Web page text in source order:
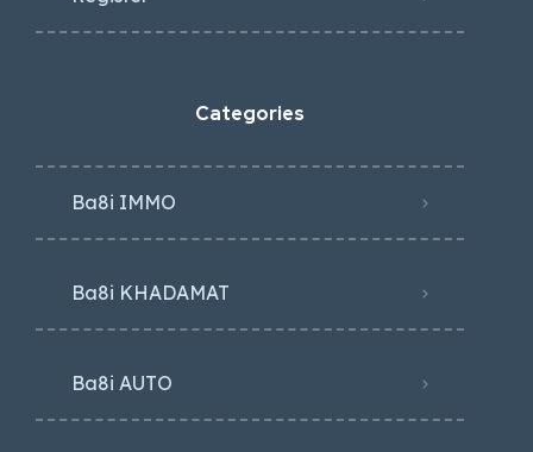
Categories
Ba8i IMMO
Ba8i KHADAMAT
Ba8i AUTO